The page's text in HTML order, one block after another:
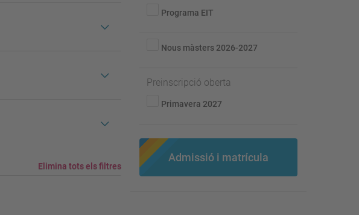
Elimina tots els filtres
Programa EIT
Nous màsters 2026-2027
Preinscripció oberta
Primavera 2027
Admissió i matrícula